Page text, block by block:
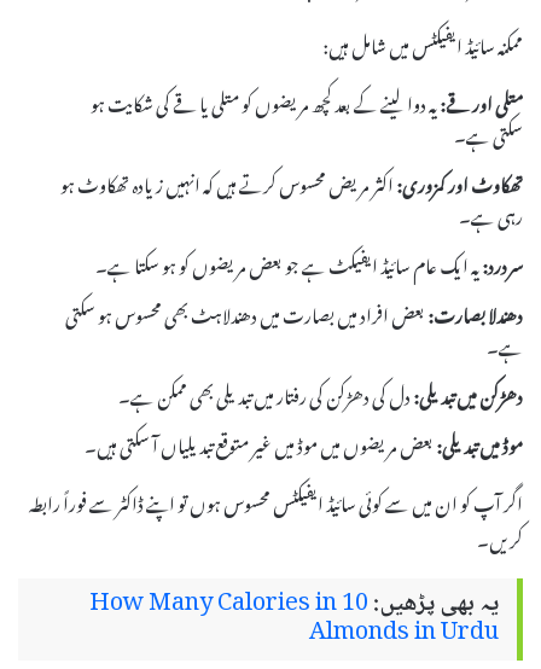
ممکنہ سائیڈ ایفیکٹس میں شامل ہیں:
متلی اور قے:یہ دوا لینے کے بعد کچھ مریضوں کو متلی یا قے کی شکایت ہو
سکتی ہے۔
تھکاوٹ اور کمزوری:اکثر مریض محسوس کرتے ہیں کہ انہیں زیادہ تھکاوٹ ہو
رہی ہے۔
سردرد:یہ ایک عام سائیڈ ایفیکٹ ہے جو بعض مریضوں کو ہو سکتا ہے۔
دھندلا بصارت:بعض افراد میں بصارت میں دھندلاہٹ بھی محسوس ہو سکتی
ہے۔
دھڑکن میں تبدیلی:دل کی دھڑکن کی رفتار میں تبدیلی بھی ممکن ہے۔
موڈ میں تبدیلی:بعض مریضوں میں موڈ میں غیر متوقع تبدیلیاں آ سکتی ہیں۔
اگر آپ کو ان میں سے کوئی سائیڈ ایفیکٹس محسوس ہوں تو اپنے ڈاکٹر سے فوراً رابطہ
کریں۔
یہ بھی پڑھیں:How Many Calories in 10
Almonds in Urdu